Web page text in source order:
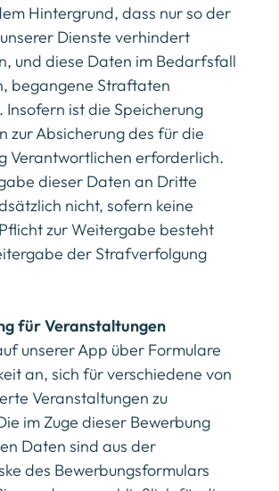
Hintergrund, dass nur so der
Dienste verhindert
und diese Daten im Bedarfsfall
begangene Straftaten
Insofern ist die Speicherung
zur Absicherung des für die
Verantwortlichen erforderlich.
dieser Daten an Dritte
nicht, sofern keine
zur Weitergabe besteht
der Strafverfolgung
für Veranstaltungen
unserer App über Formulare
an, sich für verschiedene von
Veranstaltungen zu
im Zuge dieser Bewerbung
Daten sind aus der
des Bewerbungsformulars